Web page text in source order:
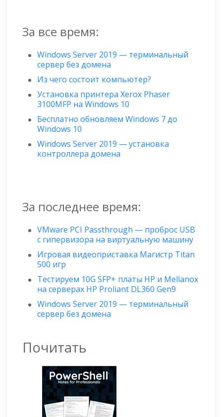
За все время:
Windows Server 2019 — терминальный
сервер без домена
Из чего состоит компьютер?
Установка принтера Xerox Phaser
3100MFP на Windows 10
Бесплатно обновляем Windows 7 до
Windows 10
Windows Server 2019 — установка
контроллера домена
За последнее время:
VMware PCI Passthrough — проброс USB
с гипервизора на виртуальную машину
Игровая видеоприставка Магистр Titan
500 игр
Тестируем 10G SFP+ платы HP и Mellanox
на серверах HP Proliant DL360 Gen9
Windows Server 2019 — терминальный
сервер без домена
Почитать